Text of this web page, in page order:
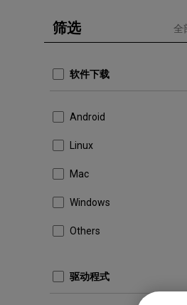
筛选 全
软件下载
Android
Linux
Mac
Windows
Others
驱动程式